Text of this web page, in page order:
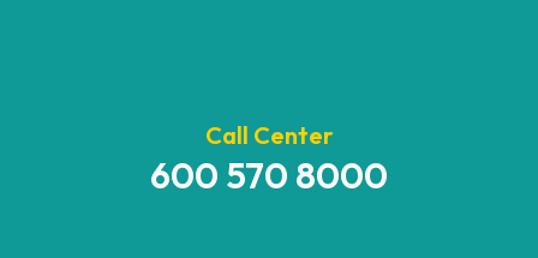
Call Center
600 570 8000